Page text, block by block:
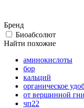
Бренд
Биоабсолют
Найти похожие
аминокислоты
бор
кальций
органическое
от вершинной
чп22